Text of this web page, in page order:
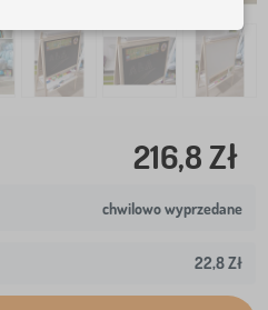
216,8 Zł
chwilowo wyprzedane
22,8 Zł